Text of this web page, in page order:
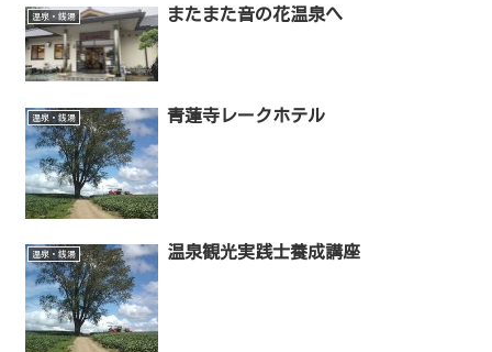
温泉・銭湯 またまた音の花温泉へ
温泉・銭湯 青蓮寺レークホテル
温泉・銭湯 温泉観光実践士養成講座